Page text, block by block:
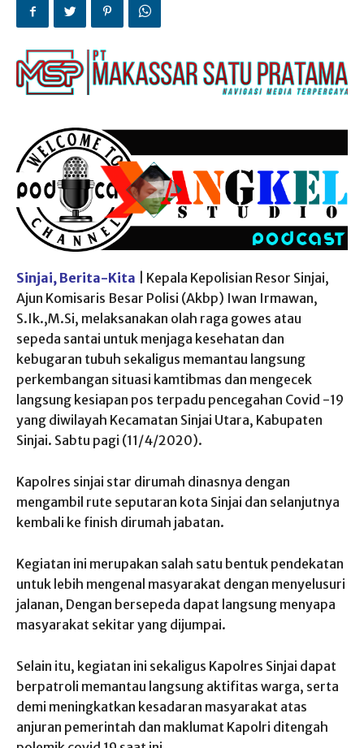
Sinjai, Berita-Kita | Kepala Kepolisian Resor Sinjai,
Ajun Komisaris Besar Polisi (Akbp) Iwan Irmawan,
S.Ik.,M.Si, melaksanakan olah raga gowes atau
sepeda santai untuk menjaga kesehatan dan
kebugaran tubuh sekaligus memantau langsung
perkembangan situasi kamtibmas dan mengecek
langsung kesiapan pos terpadu pencegahan Covid -19
yang diwilayah Kecamatan Sinjai Utara, Kabupaten
Sinjai. Sabtu pagi (11/4/2020).
Kapolres sinjai star dirumah dinasnya dengan
mengambil rute seputaran kota Sinjai dan selanjutnya
kembali ke finish dirumah jabatan.
Kegiatan ini merupakan salah satu bentuk pendekatan
untuk lebih mengenal masyarakat dengan menyelusuri
jalanan, Dengan bersepeda dapat langsung menyapa
masyarakat sekitar yang dijumpai.
Selain itu, kegiatan ini sekaligus Kapolres Sinjai dapat
berpatroli memantau langsung aktifitas warga, serta
demi meningkatkan kesadaran masyarakat atas
anjuran pemerintah dan maklumat Kapolri ditengah